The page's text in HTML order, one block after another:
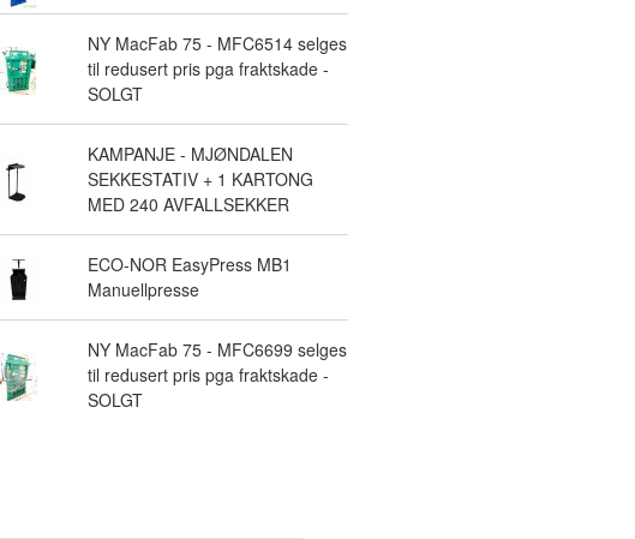
NY MacFab 75 - MFC6514 selges
til redusert pris pga fraktskade -
SOLGT
KAMPANJE - MJØNDALEN
SEKKESTATIV + 1 KARTONG
MED 240 AVFALLSEKKER
ECO-NOR EasyPress MB1
Manuellpresse
NY MacFab 75 - MFC6699 selges
til redusert pris pga fraktskade -
SOLGT